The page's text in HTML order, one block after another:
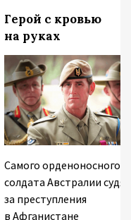
Герой с кровью
на руках
Самого орденоносного
солдата Австралии судят
за преступления
в Афганистане